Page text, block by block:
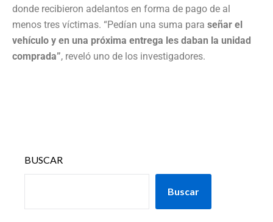
donde recibieron adelantos en forma de pago de al
menos tres víctimas. “Pedían una suma para señar el
vehículo y en una próxima entrega les daban la unidad
comprada”, reveló uno de los investigadores.
BUSCAR
Buscar